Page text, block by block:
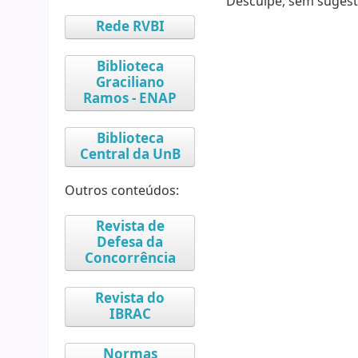
Rede RVBI
Biblioteca
Graciliano
Ramos - ENAP
Biblioteca
Central da UnB
Outros conteúdos:
Revista de
Defesa da
Concorrência
Revista do
IBRAC